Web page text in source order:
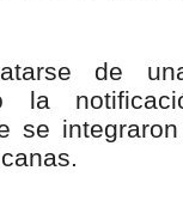
de
la
se